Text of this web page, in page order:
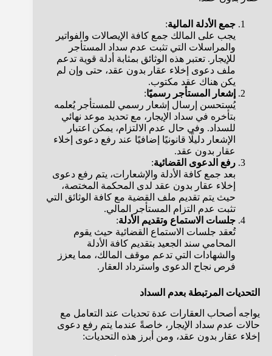
جمع الأدلة المالية:
يجب على المالك جمع كافة الإيصالات والفواتير
والمراسلات التي تثبت عدم سداد المستأجر
للإيجار. تعتبر هذه الوثائق بمثابة أدلة قوية تدعم
ملف دعوى إخلاء عقار بدون عقد، حتى وإن لم
يكن هناك عقد مكتوب.
إشعار المستأجر رسميًا:
يُستحسن إرسال إشعار رسمي للمستأجر يُعلمه
بتأخره في سداد الإيجار، مع تحديد موعد نهائي
للسداد. وفي حال عدم الالتزام، يمكن اعتبار
الإشعار دليلًا قانونيًا إضافيًا عند رفع دعوى إخلاء
عقار بدون عقد.
رفع الدعوى القضائية:
بعد جمع كافة الأدلة والإشعارات، يتم رفع دعوى
إخلاء عقار بدون عقد لدى المحكمة المختصة،
حيث يتم تقديم ملف القضية مع كافة الوثائق التي
تثبت عدم التزام المستأجر المالي.
جلسات الاستماع وتقديم الأدلة:
تُعقد جلسات الاستماع القضائية حيث يقوم
المحامي سند الجعيد بتقديم كافة الأدلة
والشهادات التي تدعم موقف المالك، مما يعزز
فرص نجاح الدعوى واسترداد العقار.
التحديات المرتبطة بعدم السداد
يواجه أصحاب العقارات عدة تحديات عند التعامل مع
حالات عدم سداد الإيجار، خاصةً عندما يتم رفع دعوى
إخلاء عقار بدون عقد، ومن أبرز هذه التحديات: